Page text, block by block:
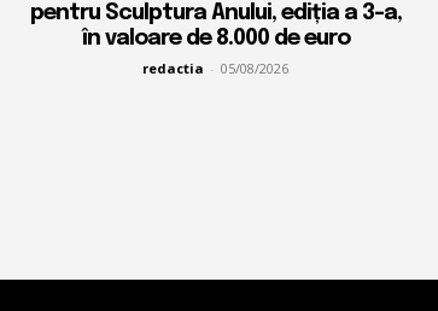
pentru Sculptura Anului, ediția a 3-a,
în valoare de 8.000 de euro
redactia - 05/08/2026